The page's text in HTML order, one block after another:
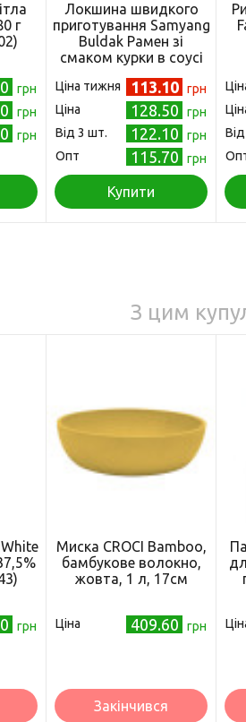
г
грн
грн
грн
Локшина швидкого
приготування Samyang
Buldak Рамен зі
смаком курки в соусі
(180544)
Ціна тижня 113.10 грн
Ціна
128.50
грн
Від 3 шт.
122.10
грн
Опт
115.70 грн
Купити
З цим
грн
Миска CROCI Bamboo,
бамбукове волокно,
жовта, 1 л, 17см
Ціна 409.60 грн
Закінчився